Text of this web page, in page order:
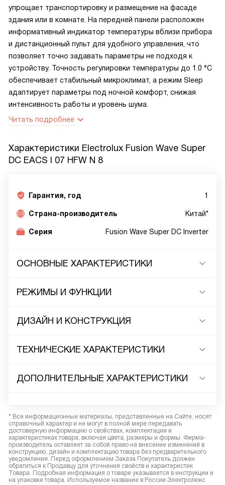
упрощает транспортировку и размещение на фасаде
здания или в комнате. На передней панели расположен
информативный индикатор температуры вблизи прибора
и дистанционный пульт для удобного управления, что
позволяет точно задавать параметры не подходя к
устройству. Точность регулировки температуры до 1.0 °C
обеспечивает стабильный микроклимат, а режим Sleep
адаптирует параметры под ночной комфорт, снижая
интенсивность работы и уровень шума.
Читать подробнее
Характеристики Electrolux Fusion Wave Super
DC EACS I 07 HFW N 8
Гарантия, год 1
Страна-производитель Китай*
Серия Fusion Wave Super DC Inverter
ОСНОВНЫЕ ХАРАКТЕРИСТИКИ
РЕЖИМЫ И ФУНКЦИИ
ДИЗАЙН И КОНСТРУКЦИЯ
ТЕХНИЧЕСКИЕ ХАРАКТЕРИСТИКИ
ДОПОЛНИТЕЛЬНЫЕ ХАРАКТЕРИСТИКИ
* Все информационные материалы, представленные на Сайте, носят
справочный характер и не могут в полной мере передавать
достоверную информацию о свойствах, комплектации и
характеристиках товара, включая цвета, размеры и формы. Фирма-
производитель оставляет за собой право на внесение изменений в
конструкцию, дизайн и комплектацию товара без предварительного
уведомления. Перед оформлением Заказа Покупатель должен
обратиться к Продавцу для уточнения свойств и характеристик
Товара. Подробная информация о товаре указывается в инструкции и
на упаковке товара. Используемое название в России Электролюкс